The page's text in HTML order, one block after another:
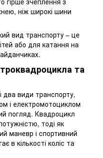
ніж широкі шини
вид транспорту – це
або для катання на
та
два види транспорту,
і електромотоциклом
погляд. Квадроцикл
тоді як
маневр і спортивний
в кількості коліс та